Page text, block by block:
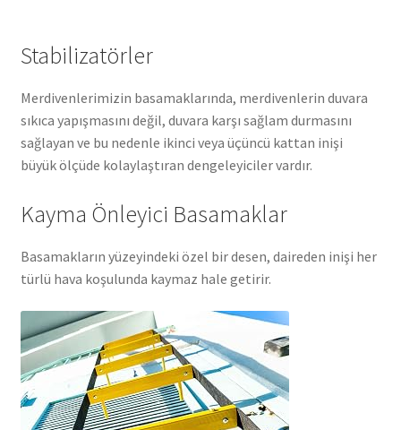
Stabilizatörler
Merdivenlerimizin basamaklarında, merdivenlerin duvara
sıkıca yapışmasını değil, duvara karşı sağlam durmasını
sağlayan ve bu nedenle ikinci veya üçüncü kattan inişi
büyük ölçüde kolaylaştıran dengeleyiciler vardır.
Kayma Önleyici Basamaklar
Basamakların yüzeyindeki özel bir desen, daireden inişi her
türlü hava koşulunda kaymaz hale getirir.